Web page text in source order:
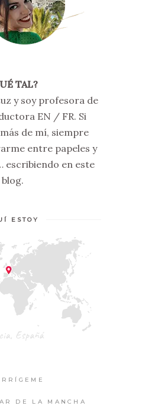
TAL?
y soy profesora de
EN / FR. Si
de mí, siempre
entre papeles y
escribiendo en este
blog.
ESTOY
DE LA MANCHA